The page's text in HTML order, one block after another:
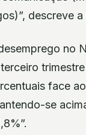
descreve
no
face
se